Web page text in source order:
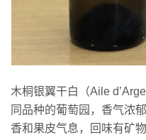
木桐银翼干白（Aile
同品种的葡萄园，香气浓
香和果皮气息，回味有矿物